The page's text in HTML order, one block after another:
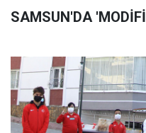
SAMSUN'DA